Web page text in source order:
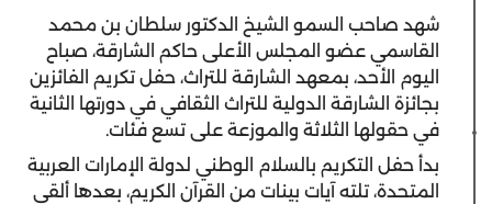
شهد صاحب السمو الشيخ الدكتور سلطان بن محمد
القاسمي عضو المجلس الأعلى حاكم الشارقة، صباح
اليوم الأحد، بمعهد الشارقة للتراث، حفل تكريم الفائزين
بجائزة الشارقة الدولية للتراث الثقافي في دورتها الثانية
في حقولها الثلاثة والموزعة على تسع فئات.
بدأ حفل التكريم بالسلام الوطني لدولة الإمارات العربية
المتحدة، تلته آيات بينات من القرآن الكريم، بعدها ألقى